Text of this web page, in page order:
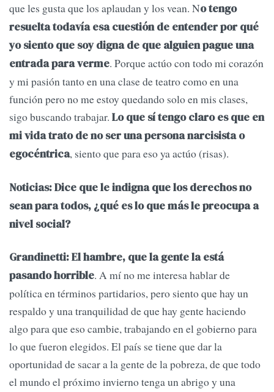
que les gusta que los aplaudan y los vean. No tengo
resuelta todavía esa cuestión de entender por qué
yo siento que soy digna de que alguien pague una
entrada para verme. Porque actúo con todo mi corazón
y mi pasión tanto en una clase de teatro como en una
función pero no me estoy quedando solo en mis clases,
sigo buscando trabajar. Lo que sí tengo claro es que en
mi vida trato de no ser una persona narcisista o
egocéntrica, siento que para eso ya actúo (risas).
Noticias: Dice que le indigna que los derechos no
sean para todos, ¿qué es lo que más le preocupa a
nivel social?
Grandinetti:El hambre, que la gente la está
pasando horrible. A mí no me interesa hablar de
política en términos partidarios, pero siento que hay un
respaldo y una tranquilidad de que hay gente haciendo
algo para que eso cambie, trabajando en el gobierno para
lo que fueron elegidos. El país se tiene que dar la
oportunidad de sacar a la gente de la pobreza, de que todo
el mundo el próximo invierno tenga un abrigo y una